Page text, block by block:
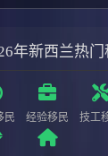
年新西兰热
民 经验移民 技工